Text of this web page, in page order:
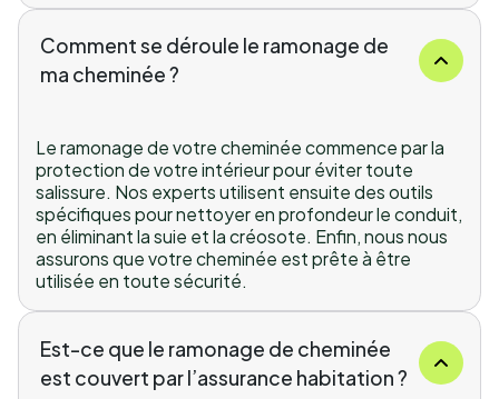
Comment se déroule le ramonage de
ma cheminée ?
Le ramonage de votre cheminée commence par la
protection de votre intérieur pour éviter toute
salissure. Nos experts utilisent ensuite des outils
spécifiques pour nettoyer en profondeur le conduit,
en éliminant la suie et la créosote. Enfin, nous nous
assurons que votre cheminée est prête à être
utilisée en toute sécurité.
Est-ce que le ramonage de cheminée
est couvert par l’assurance habitation ?